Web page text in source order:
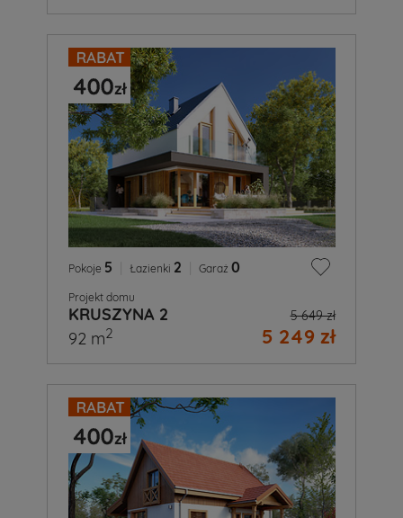
Pokoje 5 Łazienki 2 Garaż 0
Projekt domu
KRUSZYNA 2 5 649 zł
5 249 zł
92 m2